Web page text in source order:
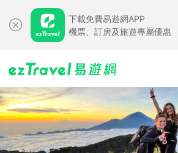
下載免費易遊網APP
機票、訂房及旅遊專屬優惠